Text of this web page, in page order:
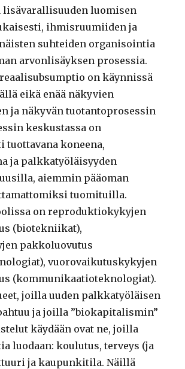
lisävarallisuuden luomisen
ihmisruumiiden ja
suhteiden organisointia
arvonlisäyksen prosessia.
on käynnissä
eikä enää näkyvien
ja näkyvän tuotantoprosessin
keskustassa on
tuottavana koneena,
ja palkkatyöläisyyden
aiemmin pääoman
tuomituilla.
on reproduktiokykyjen
(biotekniikat),
pakkoluovutus
vuorovaikutuskykyjen
(kommunikaatioteknologiat).
joilla uuden palkkatyöläisen
ja joilla ”biokapitalismin”
käydään ovat ne, joilla
luodaan: koulutus, terveys (ja
ja kaupunkitila. Näillä